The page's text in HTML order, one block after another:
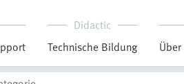
Didactic
Technische Bildung